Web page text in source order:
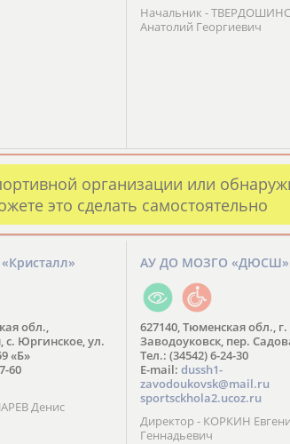
Начальник -
Анатолий Георгиевич
организации или
это сделать самостоятельно
обл.,
Юргинское, ул.
«Б»
60
Денис
АУ ДО МОЗГО «ДЮСШ»
627140, Тюменская обл., г.
Заводоуковск, пер.
Тел.: (34542) 6-24-30
​E-mail: dussh1-
zavodoukovsk@mail.ru
sportsckhola2.ucoz.ru
Директор - КОРКИН
Геннадьевич